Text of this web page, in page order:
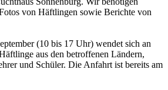
von Häftlingen sowie Berichte von
(10 bis 17 Uhr) wendet sich an
aus den betroffenen Ländern,
und Schüler. Die Anfahrt ist bereits am